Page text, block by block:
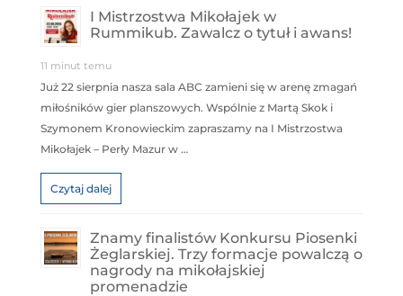
I Mistrzostwa Mikołajek w
Rummikub. Zawalcz o tytuł i awans!
11 minut temu
Już 22 sierpnia nasza sala ABC zamieni się w arenę zmagań
miłośników gier planszowych. Wspólnie z Martą Skok i
Szymonem Kronowieckim zapraszamy na I Mistrzostwa
Mikołajek – Perły Mazur w …
Czytaj dalej
Znamy finalistów Konkursu Piosenki
Żeglarskiej. Trzy formacje powalczą o
nagrody na mikołajskiej
promenadzie